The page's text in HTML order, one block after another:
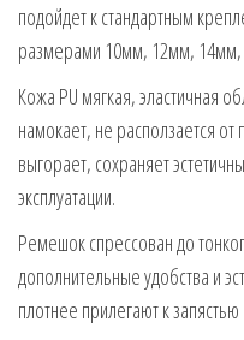
подойдет к стандартным
размерами 10мм, 12мм,
Кожа PU мягкая, эластичная
намокает, не расползается от
выгорает, сохраняет
эксплуатации.
Ремешок спрессован до
дополнительные удобства и
плотнее прилегают к запястью